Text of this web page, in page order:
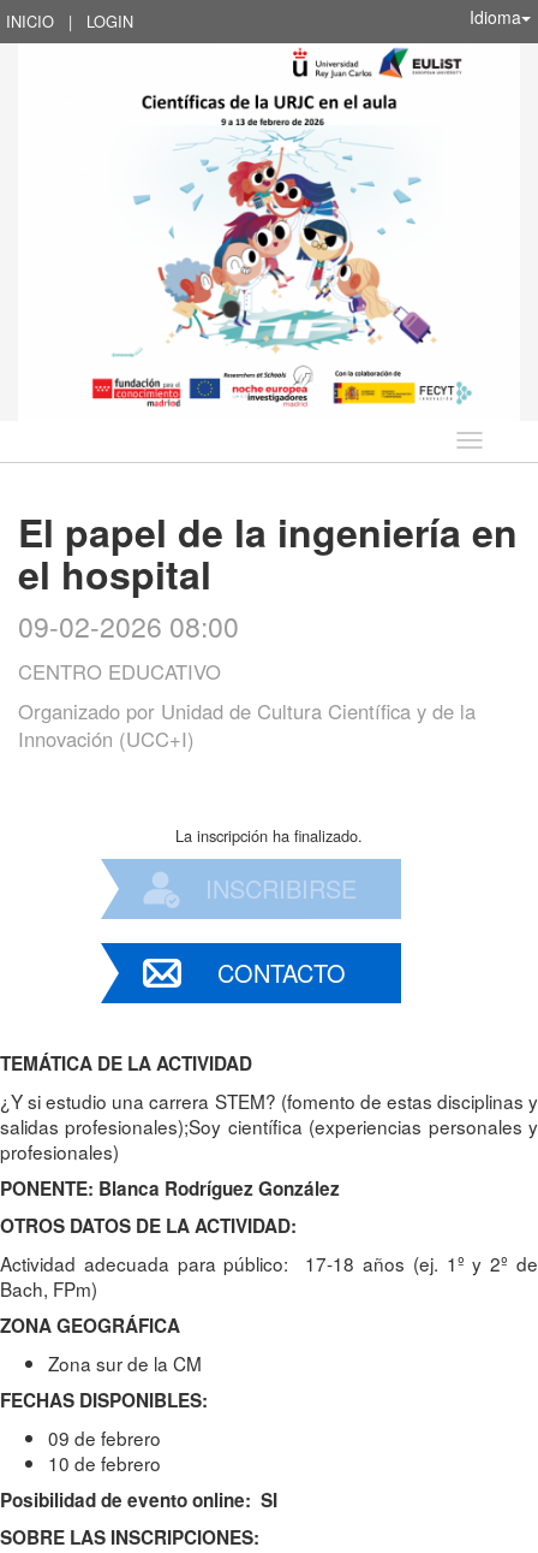
INICIO | LOGIN Idioma
Idioma
El papel de la ingeniería en
el hospital
09-02-2026 08:00
CENTRO EDUCATIVO
Organizado por Unidad de Cultura Científica y de la
Innovación (UCC+I)
La inscripción ha finalizado.
INSCRIBIRSE
CONTACTO
TEMÁTICA DE LA ACTIVIDAD
¿Y si estudio una carrera STEM? (fomento de estas disciplinas y
salidas profesionales);Soy científica (experiencias personales y
profesionales)
PONENTE: Blanca Rodríguez González
OTROS DATOS DE LA ACTIVIDAD:
Actividad adecuada para público: 17-18 años (ej. 1º y 2º de
Bach, FPm)
ZONA GEOGRÁFICA
Zona sur de la CM
FECHAS DISPONIBLES:
09 de febrero
10 de febrero
Posibilidad de evento online: SI
SOBRE LAS INSCRIPCIONES: